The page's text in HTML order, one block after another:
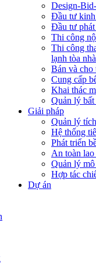
Design-
Đầu tư kinh
Đầu tư
Thi công
Thi công
lạnh tòa nhà
Bán và cho
Cung cấp
Khai thác
Quản lý bất
Giải pháp
Quản lý
Hệ thống
Phát triển
An toàn
Quản lý
Hợp tác
Dự án